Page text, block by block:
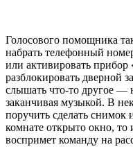
Голосового помощника
набрать телефонный
или активировать
разблокировать дверной
слышать что-то другое —
заканчивая музыкой. В
поручить сделать снимок
комнате открыто окно, то
воспримет команду на